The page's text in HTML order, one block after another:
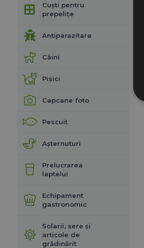
Cuști pentru
prepelițe
Antiparazitare
Câini
Pisici
Capcane foto
Pescuit
Așternuturi
Prelucrarea
laptelui
Echipament
gastronomic
Solarii, sere și
articole de
grădinărit